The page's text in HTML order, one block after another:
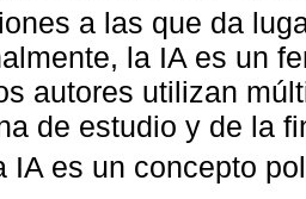
a las que da
la IA es un
autores utilizan
de estudio y de la
IA es un concepto